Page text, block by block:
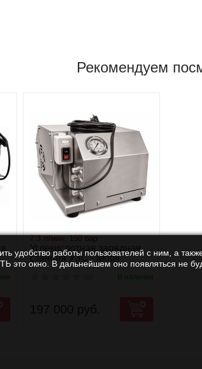
Рекомендуем
7.3 л/мин, 150 бар
Углекислотная зарядная
станция УЗС - Mobil
В наличии
удобство работы пользователей с ним, а
это окно. В дальнейшем оно появляться не